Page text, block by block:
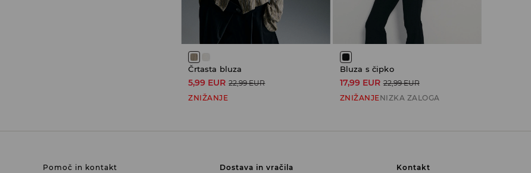
Črtasta bluza
5,99 EUR 22,99 EUR
ZNIŽANJE
Bluza s čipko
17,99 EUR 22,99 EUR
ZNIŽANJENIZKA ZALOGA
Pomoč in kontakt Dostava in vračila Kontakt